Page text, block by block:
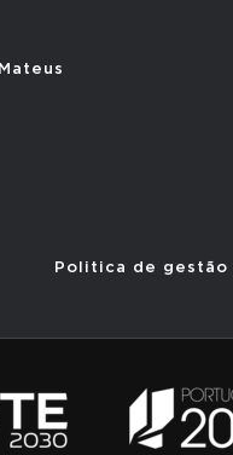
Politica de gestão